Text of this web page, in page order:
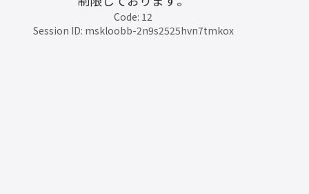
Code: 12
Session ID: mskloobb-2n9s2525hvn7tmkox